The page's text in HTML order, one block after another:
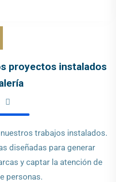
proyectos instalados
trabajos instalados.
diseñadas para generar
y captar la atención de
personas.